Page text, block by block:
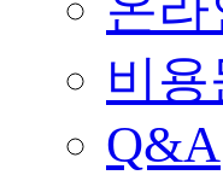
비용
Q&A